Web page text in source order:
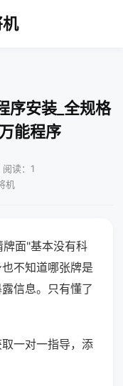
序安装_全规格
能程序
读：1
机
面"基本没有科
不知道哪张牌是
信息。只有懂了
一对一指导，添